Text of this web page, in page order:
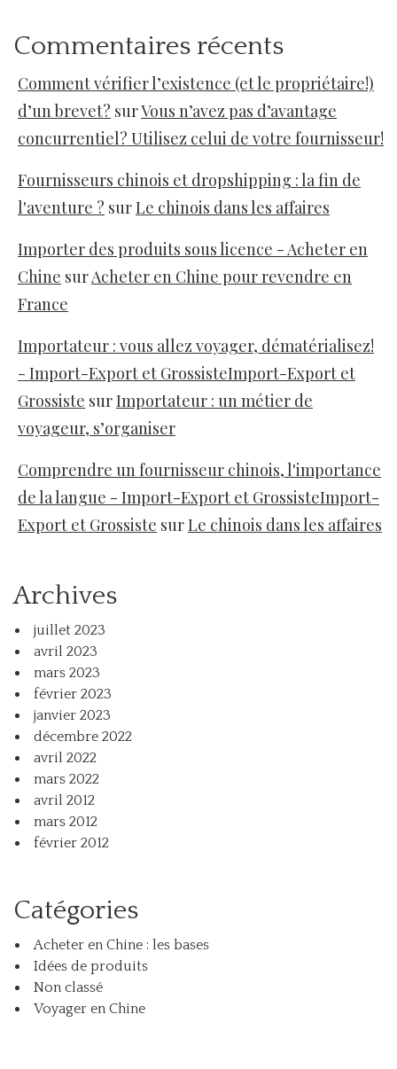
Commentaires récents
Comment vérifier l’existence (et le propriétaire!)
d’un brevet? surVous n’avez pas d’avantage
concurrentiel? Utilisez celui de votre fournisseur!
Fournisseurs chinois et dropshipping : la fin de
l'aventure ? surLe chinois dans les affaires
Importer des produits sous licence - Acheter en
Chine surAcheter en Chine pour revendre en
France
Importateur : vous allez voyager, dématérialisez!
- Import-Export et GrossisteImport-Export et
Grossiste surImportateur : un métier de
voyageur, s’organiser
Comprendre un fournisseur chinois, l'importance
de la langue - Import-Export et GrossisteImport-
Export et Grossiste surLe chinois dans les affaires
Archives
juillet 2023
avril 2023
mars 2023
février 2023
janvier 2023
décembre 2022
avril 2022
mars 2022
avril 2012
mars 2012
février 2012
Catégories
Acheter en Chine : les bases
Idées de produits
Non classé
Voyager en Chine